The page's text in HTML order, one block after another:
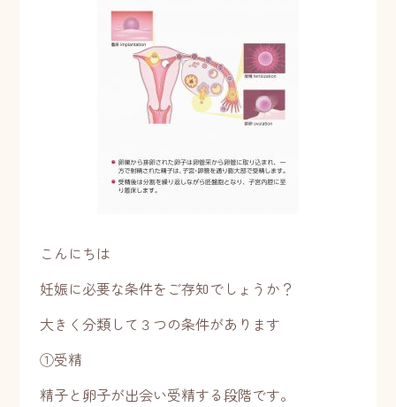
こんにちは
妊娠に必要な条件をご存知でしょうか？
大きく分類して３つの条件があります
①受精
精子と卵子が出会い受精する段階です。